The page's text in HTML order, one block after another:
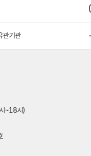
관기관
~18시)